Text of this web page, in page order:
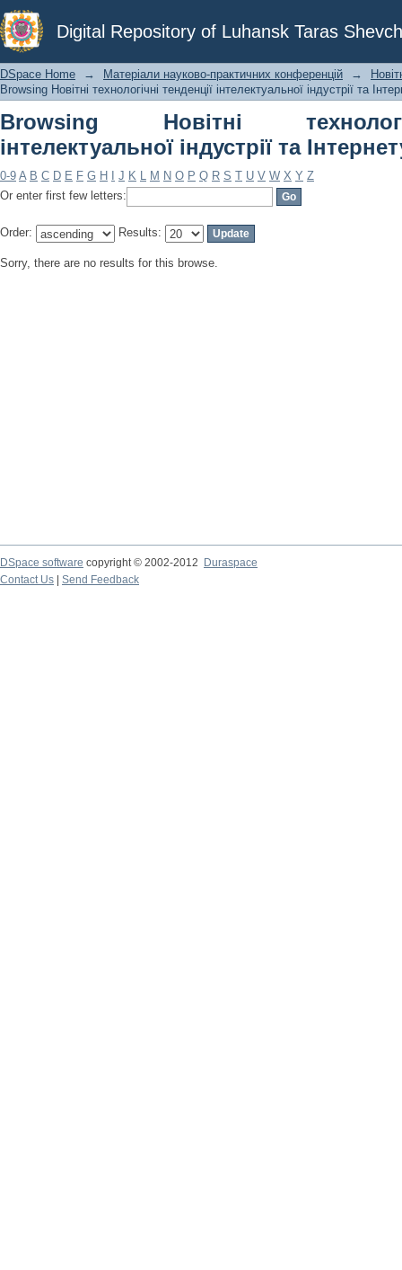
Digital Repository of Luhansk Taras
Browsing Новітні технологічні
речей by Subject
DSpace Home → Матеріали науково-практичних конференцій →
Browsing Новітні технологічні тенденції інтелектуальної індустрії та
Browsing Новітні
інтелектуальної індустрії та
0-9 A B C D E F G H J K L M N O P Q R S T U V W X Y Z
Or enter first few letters:
Order: Results:
Sorry, there are no results for this browse.
DSpace software copyright © 2002-2012
Duraspace
Contact Us
Send Feedback